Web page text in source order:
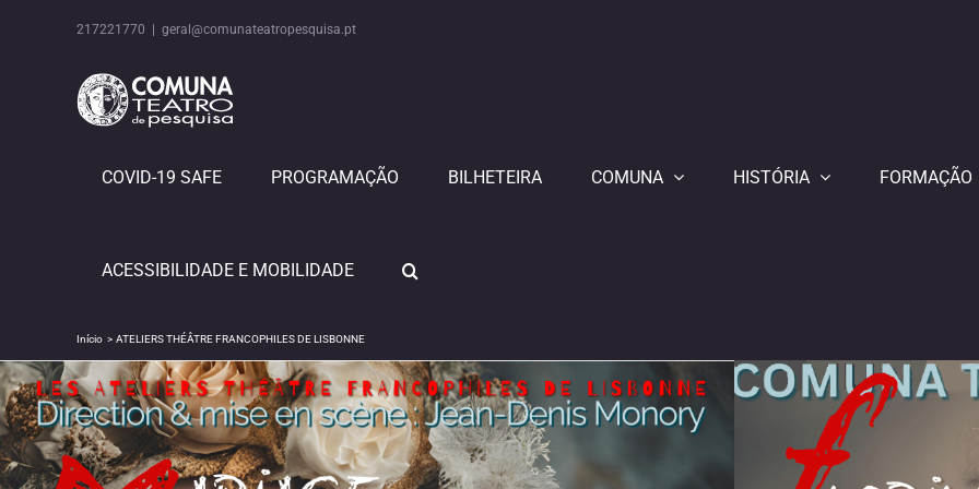
217221770 geral@comunateatropesquisa.pt
COVID-19 SAFE PROGRAMAÇÃO BILHETEIRA COMUNA HISTÓRIA FORMAÇÃO
ACESSIBILIDADE E MOBILIDADE
Início ATELIERS THÉÂTRE FRANCOPHILES DE LISBONNE